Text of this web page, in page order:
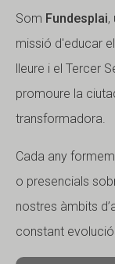
Som Fundesplai,
missió d'educar
lleure i el Tercer
promoure la
transformadora.
Cada any
o presencials
nostres àmbits
constant evolució.